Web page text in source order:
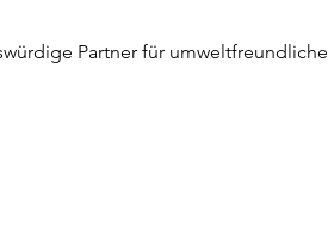
Partner für umweltfreundliche